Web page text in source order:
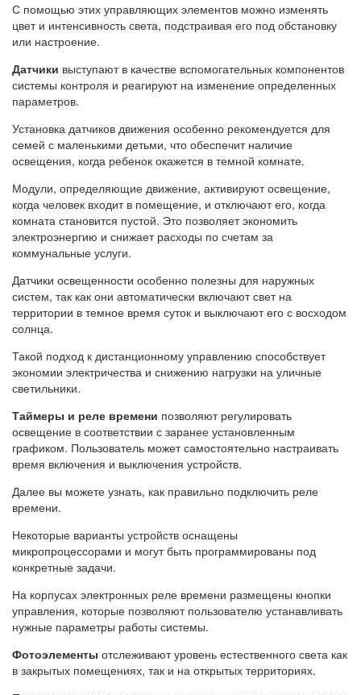
С помощью этих управляющих элементов можно изменять
цвет и интенсивность света, подстраивая его под обстановку
или настроение.
Датчики выступают в качестве вспомогательных компонентов
системы контроля и реагируют на изменение определенных
параметров.
Установка датчиков движения особенно рекомендуется для
семей с маленькими детьми, что обеспечит наличие
освещения, когда ребенок окажется в темной комнате.
Модули, определяющие движение, активируют освещение,
когда человек входит в помещение, и отключают его, когда
комната становится пустой. Это позволяет экономить
электроэнергию и снижает расходы по счетам за
коммунальные услуги.
Датчики освещенности особенно полезны для наружных
систем, так как они автоматически включают свет на
территории в темное время суток и выключают его с восходом
солнца.
Такой подход к дистанционному управлению способствует
экономии электричества и снижению нагрузки на уличные
светильники.
Таймеры и реле времени позволяют регулировать
освещение в соответствии с заранее установленным
графиком. Пользователь может самостоятельно настраивать
время включения и выключения устройств.
Далее вы можете узнать, как правильно подключить реле
времени.
Некоторые варианты устройств оснащены
микропроцессорами и могут быть программированы под
конкретные задачи.
На корпусах электронных реле времени размещены кнопки
управления, которые позволяют пользователю устанавливать
нужные параметры работы системы.
Фотоэлементы отслеживают уровень естественного света как
в закрытых помещениях, так и на открытых территориях.